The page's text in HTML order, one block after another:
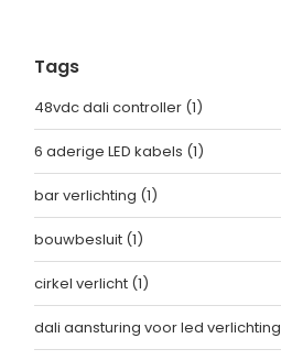
Tags
48vdc dali controller (1)
6 aderige LED kabels (1)
bar verlichting (1)
bouwbesluit (1)
cirkel verlicht (1)
dali aansturing voor led verlichting